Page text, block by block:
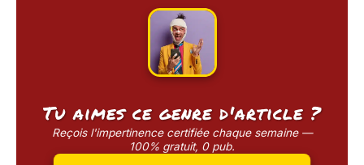
Tu aimes ce genre d'article ?
Reçois l'impertinence certifiée chaque semaine —
100% gratuit, 0 pub.